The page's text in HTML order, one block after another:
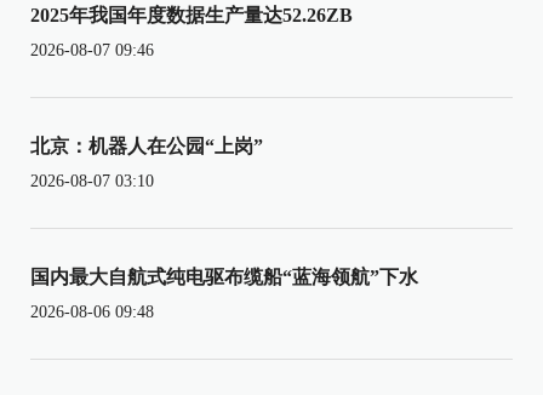
2025年我国年度数据生产量达52.26ZB
2026-08-07 09:46
北京：机器人在公园“上岗”
2026-08-07 03:10
国内最大自航式纯电驱布缆船“蓝海领航”下水
2026-08-06 09:48